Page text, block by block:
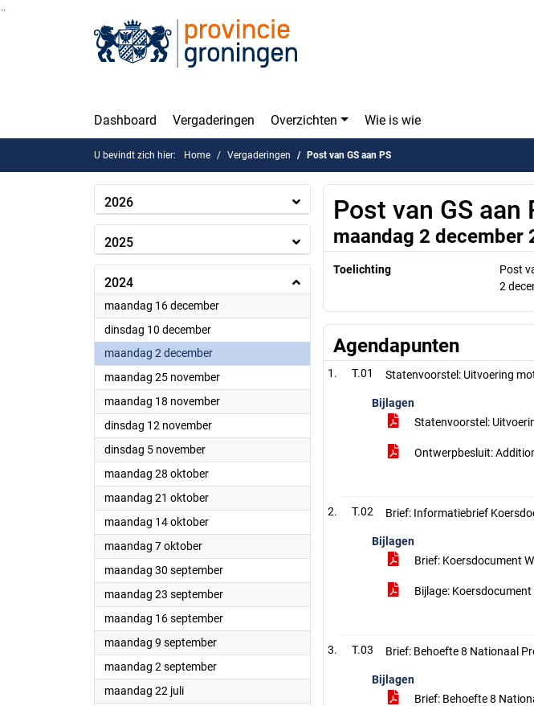
Ga naar de inhoud van deze pagina
Dashboard Vergaderingen Overzichten Wie is wie
U bevindt zich hier: Home Vergaderingen Post van GS aan PS
2026
2025
2024
maandag 16 december2024
dinsdag 10 december2024
maandag 2 december2024
maandag 25 november2024
maandag 18 november2024
dinsdag 12 november2024
dinsdag 5 november2024
maandag 28 oktober2024
maandag 21 oktober2024
maandag 14 oktober2024
maandag 7 oktober2024
maandag 30 september2024
maandag 23 september2024
maandag 16 september2024
maandag 9 september2024
maandag 2 september2024
maandag 22 juli2024
Post van GS aan
maandag 2 december
Toelichting
Post
2
Agendapunten
T.01 Statenvoorstel: Uitvoering
Bijlagen
Statenvoorstel:
Ontwerpbesluit:
T.02 Brief: Informatiebrief
Bijlagen
Brief: Koersdocument
Bijlage:
T.03 Brief: Behoefte 8 Nationaal
Bijlagen
Brief: Behoefte 8